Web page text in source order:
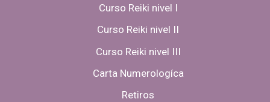
Curso Reiki nivel I
Curso Reiki nivel II
Curso Reiki nivel III
Carta Numerologíca
Retiros